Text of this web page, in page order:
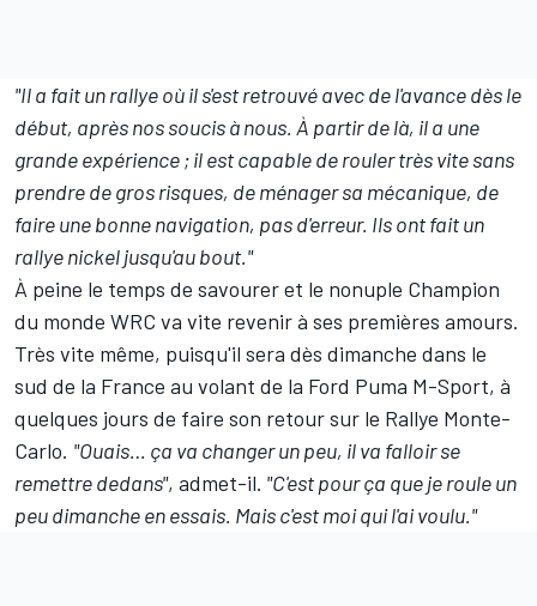
"Il a fait un rallye où il s'est retrouvé avec de l'avance dès le
début, après nos soucis à nous. À partir de là, il a une
grande expérience ; il est capable de rouler très vite sans
prendre de gros risques, de ménager sa mécanique, de
faire une bonne navigation, pas d'erreur. Ils ont fait un
rallye nickel jusqu'au bout."
À peine le temps de savourer et le nonuple Champion
du monde WRC va vite revenir à ses premières amours.
Très vite même, puisqu'il sera dès dimanche dans le
sud de la France au volant de la Ford Puma M-Sport, à
quelques jours de faire son retour sur le Rallye Monte-
Carlo. "Ouais… ça va changer un peu, il va falloir se
remettre dedans", admet-il. "C'est pour ça que je roule un
peu dimanche en essais. Mais c'est moi qui l'ai voulu."